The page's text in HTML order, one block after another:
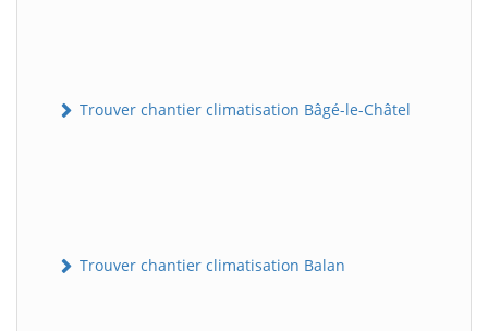
Trouver chantier climatisation Bâgé-le-Châtel
Trouver chantier climatisation Balan